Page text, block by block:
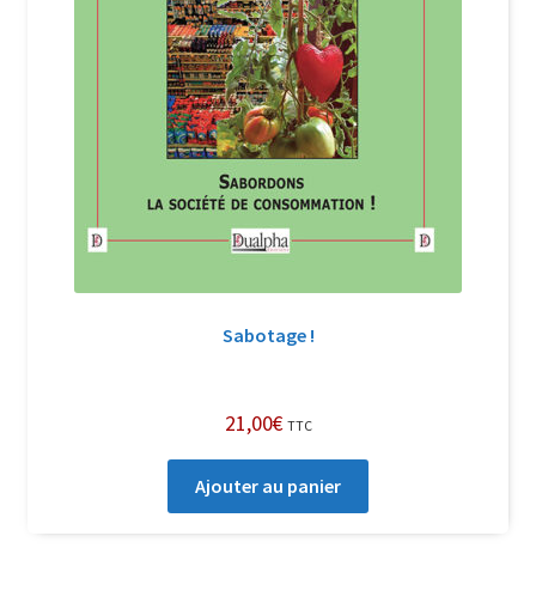
Politique de confidentialité et cookies
Qui sommes-nous ?
Soutien à Philippe Randa
Suivi de la Commande
Sabotage !
21,00€ TTC
Ajouter au panier